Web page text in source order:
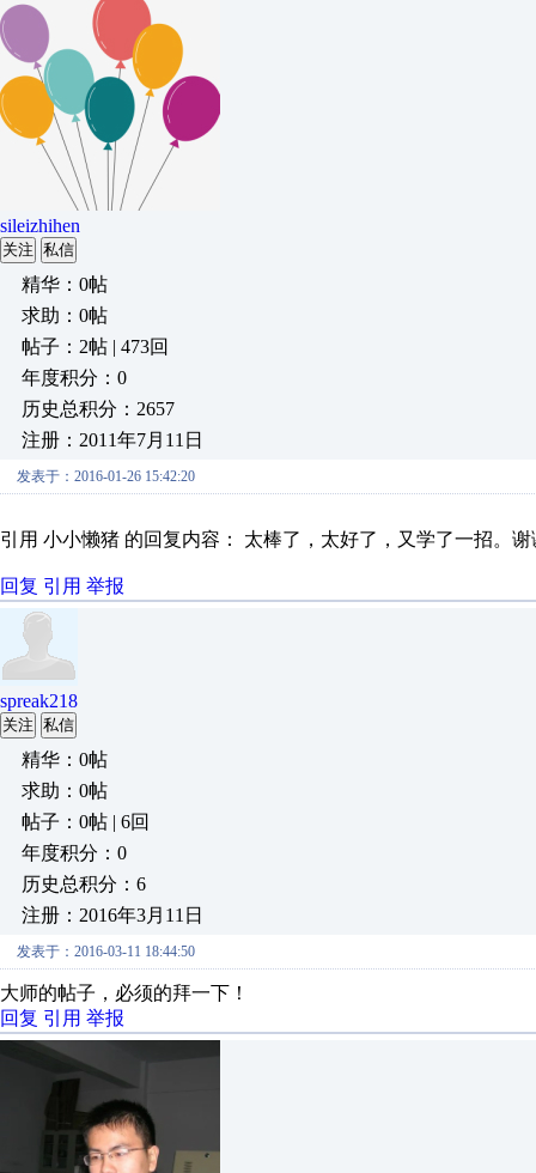
sileizhihen
关注 私信
精华：0帖
求助：0帖
帖子：2帖 | 473回
年度积分：0
历史总积分：2657
注册：2011年7月11日
发表于：2016-01-26 15:42:20
引用 小小懒猪 的回复内容： 太棒了，太好了，又学了一招。
回复 引用 举报
spreak218
关注 私信
精华：0帖
求助：0帖
帖子：0帖 | 6回
年度积分：0
历史总积分：6
注册：2016年3月11日
发表于：2016-03-11 18:44:50
大师的帖子，必须的拜一下！
回复 引用 举报